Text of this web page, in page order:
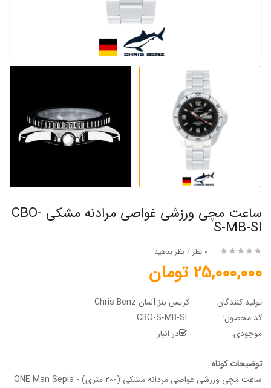
ساعت مچی ورزشی غواصی مرادنه مشکی CBO-
S-MB-SI
0 نظر / نظر بدهید
25,000,000 تومان
تولید کنندگان
کریس بنز آلمان Chris Benz
کد محصول:
موجودی:
در انبار
توضیحات کوتاه
ساعت مچی ورزشی غواصی مردانه مشکی (200 متری) - ONE Man Sepia